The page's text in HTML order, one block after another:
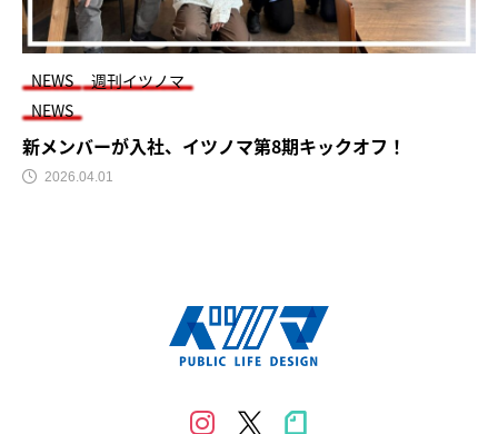
NEWS
週刊イツノマ
NEWS
新メンバーが入社、イツノマ第8期キックオフ！
2026.04.01